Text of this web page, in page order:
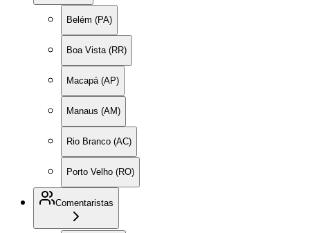
Belém (PA)
Boa Vista (RR)
Macapá (AP)
Manaus (AM)
Rio Branco (AC)
Porto Velho (RO)
Comentaristas